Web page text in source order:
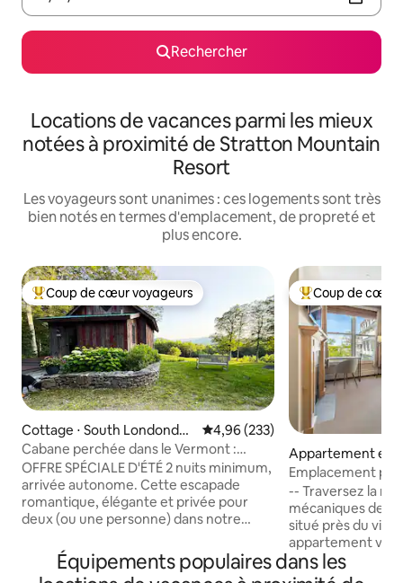
Rechercher
Locations de vacances parmi les mieux
notées à proximité de Stratton Mountain
Resort
Les voyageurs sont unanimes : ces logements sont très
bien notés en termes d'emplacement, de propreté et
plus encore.
Coups de cœur voyageurs les plus appréciés
Coup de cœur voyageurs
Cottage ⋅ South Londonder
ry
Évaluation moyenne sur la
4,96 (233)
Cabane perchée dans le Vermont :
romantique, privée et élégante
OFFRE SPÉCIALE D'ÉTÉ 2 nuits minimum,
arrivée autonome. Cette escapade
romantique, élégante et privée pour
deux (ou une personne) dans notre
de bain entièrement équipées, porche
protégé, terrasse, sauna, Wi-Fi,
Coups de cœur
Coup de cœur
Appartement en
⋅ Stratton
Emplacement
Stratton - Piscine
-- Traversez la
mécaniques de
situé près du
appartement
toutes les
VTT,
Équipements populaires dans les